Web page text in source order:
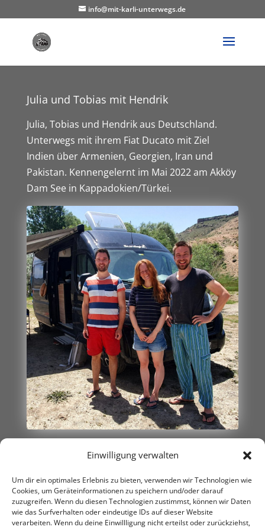
Einwilligung verwalten
Um dir ein optimales Erlebnis zu bieten, verwenden wir Technologien wie
Cookies, um Geräteinformationen zu speichern und/oder darauf
zuzugreifen. Wenn du diesen Technologien zustimmst, können wir Daten
wie das Surfverhalten oder eindeutige IDs auf dieser Website
verarbeiten. Wenn du deine Einwillligung nicht erteilst oder zurückziehst,
info@mit-karli-unterwegs.de
Julia und Tobias mit Hendrik
Julia, Tobias und Hendrik aus Deutschland.
Unterwegs mit ihrem Fiat Ducato mit Ziel
Indien über Armenien, Georgien, Iran und
Pakistan. Kennengelernt im Mai 2022 am Akköy
Dam See in Kappadokien/Türkei.
←weitere Begegnungen weitere Begegnungen→